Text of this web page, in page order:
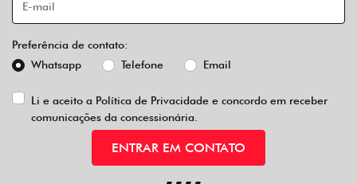
Preferência de contato:
Whatsapp
Telefone Email
Li e aceito a Política de Privacidade e concordo em receber
comunicações da concessionária.
ENTRAR EM CONTATO